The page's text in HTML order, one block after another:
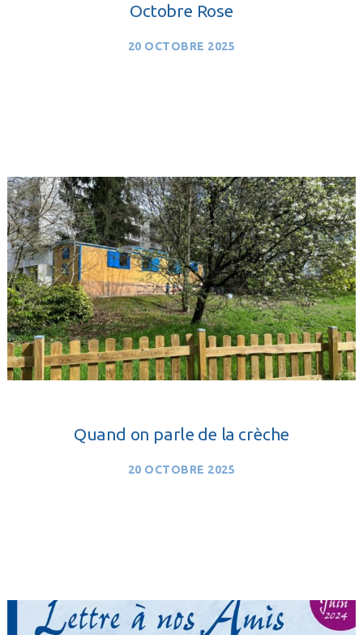
Octobre Rose
20 OCTOBRE 2025
Quand on parle de la crèche
20 OCTOBRE 2025